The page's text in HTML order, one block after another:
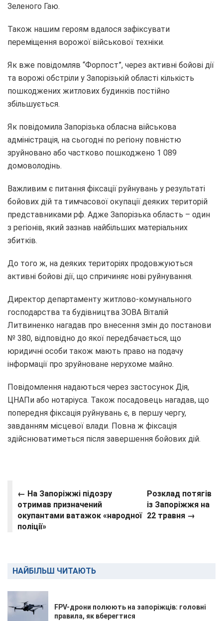
Зеленого Гаю.
Також нашим героям вдалося зафіксувати
переміщення ворожої військової техніки.
Як вже повідомляв “Форпост”, через активні бойові дії
та ворожі обстріли у Запорізькій області кількість
пошкоджених житлових будинків постійно
збільшується.
Як повідомила Запорізька обласна військова
адміністрація, на сьогодні по регіону повністю
зруйновано або частково пошкоджено 1 089
домоволодінь.
Важливим є питання фіксації руйнувань у результаті
бойових дій та тимчасової окупації деяких територій
представниками рф. Адже Запорізька область – один
з регіонів, який зазнав найбільших матеріальних
збитків.
До того ж, на деяких територіях продовжуються
активні бойові дії, що спричиняє нові руйнування.
Директор департаменту житлово-комунального
господарства та будівництва ЗОВА Віталій
Литвиненко нагадав про внесення змін до постанови
№ 380, відповідно до якої передбачається, що
юридичні особи також мають право на подачу
інформації про зруйноване нерухоме майно.
Повідомлення надаються через застосунок Дія,
ЦНАПи або нотаріуса. Також посадовець нагадав, що
попередня фіксація руйнувань є, в першу чергу,
завданням місцевої влади. Повна ж фіксація
здійснюватиметься після завершення бойових дій.
← На Запоріжжі підозру
отримав призначений
окупантами ватажок «народної
поліції»
Розклад потягів
із Запоріжжя на
22 травня →
НАЙБІЛЬШ ЧИТАЮТЬ
FPV-дрони полюють на запоріжців: головні
правила, як вберегтися